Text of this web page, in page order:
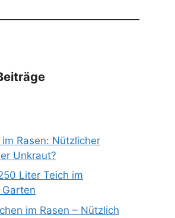
Rasen: Nützlicher
Unkraut?
Liter Teich im
im Rasen – Nützlich